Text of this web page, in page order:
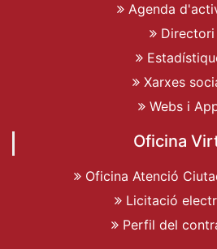
Agenda
Directori
Xarxes
Webs i
Oficina
Oficina Atenció
Licitació
Perfil del